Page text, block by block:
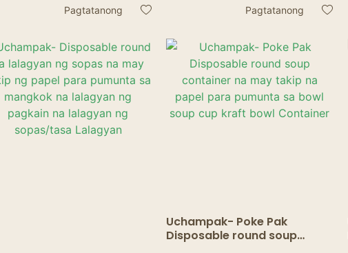
Pak na may mga takip
Pagtatanong
Mainit/Malamig na Lalagyan
Pagtatanong
Uchampak- Poke Pak
Disposable round soup